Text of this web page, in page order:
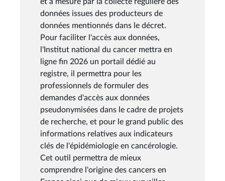
données issues des producteurs de
données mentionnés dans le décret.
Pour faciliter l'accès aux données,
l'Institut national du cancer mettra en
ligne fin 2026 un portail dédié au
registre, il permettra pour les
professionnels de formuler des
demandes d'accès aux données
pseudonymisées dans le cadre de projets
de recherche, et pour le grand public des
informations relatives aux indicateurs
clés de l'épidémiologie en cancérologie.
Cet outil permettra de mieux
comprendre l'origine des cancers en